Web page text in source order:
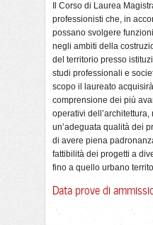
Il Corso di Laurea
professionisti che, in
possano svolgere
negli ambiti della
del territorio presso
studi professionali e
scopo il laureato
comprensione dei più
operativi
un’adeguata qualità dei
di avere piena
fattibilità dei progetti a
fino a quello urbano
Data prove di